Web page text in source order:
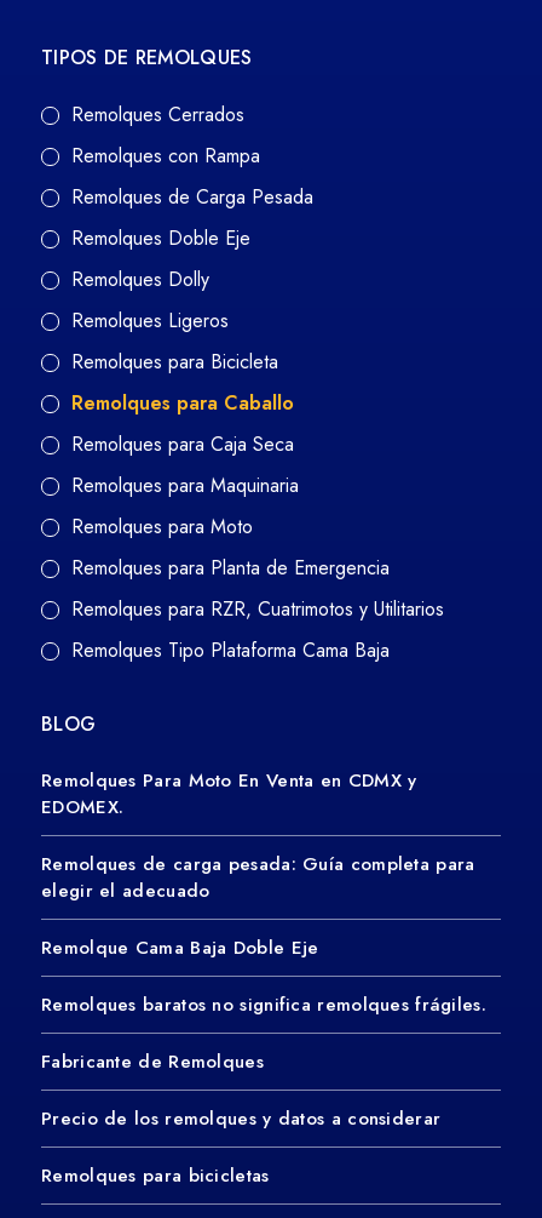
TIPOS DE REMOLQUES
Remolques Cerrados
Remolques con Rampa
Remolques de Carga Pesada
Remolques Doble Eje
Remolques Dolly
Remolques Ligeros
Remolques para Bicicleta
Remolques para Caballo
Remolques para Caja Seca
Remolques para Maquinaria
Remolques para Moto
Remolques para Planta de Emergencia
Remolques para RZR, Cuatrimotos y Utilitarios
Remolques Tipo Plataforma Cama Baja
BLOG
Remolques Para Moto En Venta en CDMX y
EDOMEX.
Remolques de carga pesada: Guía completa para
elegir el adecuado
Remolque Cama Baja Doble Eje
Remolques baratos no significa remolques frágiles.
Fabricante de Remolques
Precio de los remolques y datos a considerar
Remolques para bicicletas